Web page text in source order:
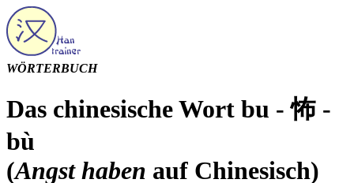
WÖRTERBUCH
Das chinesische Wort bu - 怖 -
bù
(Angst haben auf Chinesisch)